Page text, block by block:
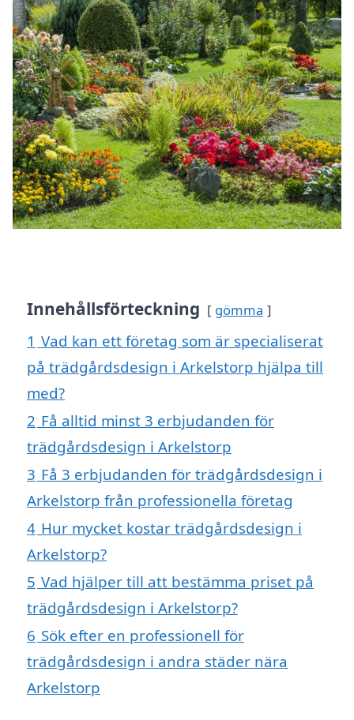
Innehållsförteckning gömma
1 Vad kan ett företag som är specialiserat
på trädgårdsdesign i Arkelstorp hjälpa till
med?
2 Få alltid minst 3 erbjudanden för
trädgårdsdesign i Arkelstorp
3 Få 3 erbjudanden för trädgårdsdesign i
Arkelstorp från professionella företag
4 Hur mycket kostar trädgårdsdesign i
Arkelstorp?
5 Vad hjälper till att bestämma priset på
trädgårdsdesign i Arkelstorp?
6 Sök efter en professionell för
trädgårdsdesign i andra städer nära
Arkelstorp